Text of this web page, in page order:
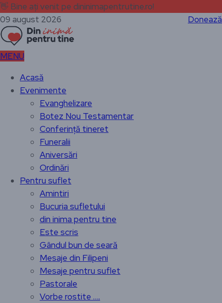
👋 Bine ați venit pe dininimapentrutine.ro!
09 august 2026
Donează
MENU
Acasă
Evenimente
Evanghelizare
Botez Nou Testamentar
Conferință tineret
Funeralii
Aniversări
Ordinări
Pentru suflet
Amintiri
Bucuria sufletului
din inima pentru tine
Este scris
Gândul bun de seară
Mesaje din Filipeni
Mesaje pentru suflet
Pastorale
Vorbe rostite ….